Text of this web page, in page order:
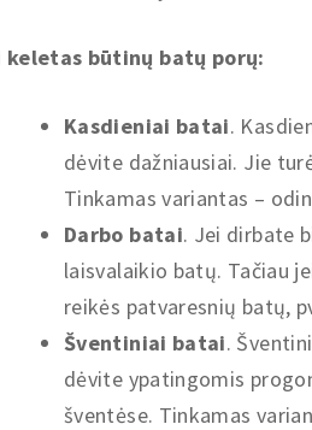
keletas būtinų batų porų:
Kasdieniai batai.
dėvite dažniausiai. Jie
Tinkamas variantas –
Darbo batai. Jei dirbate
laisvalaikio batų. Tačiau
reikės patvaresnių batų,
Šventiniai batai.
dėvite ypatingomis
šventėse. Tinkamas